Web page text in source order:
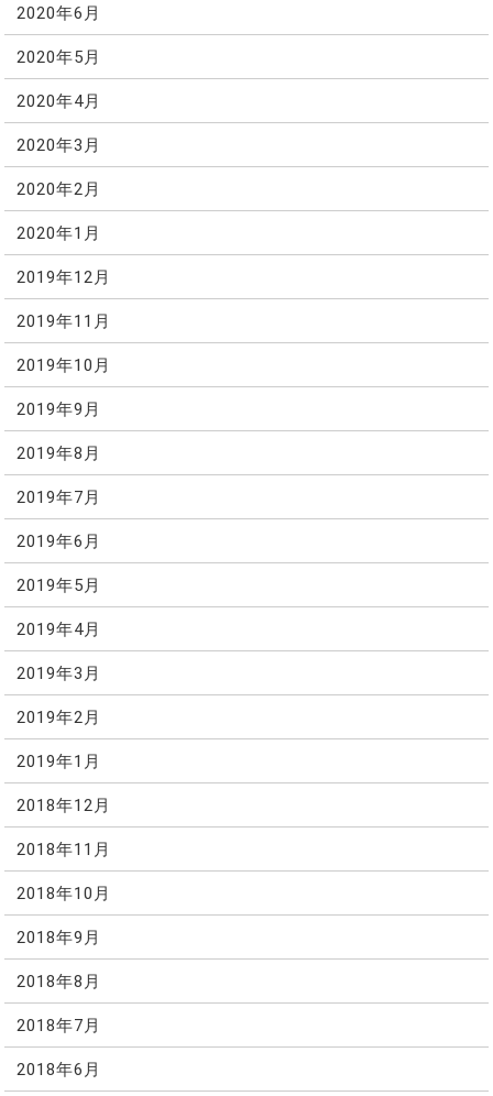
2020年6月
2020年5月
2020年4月
2020年3月
2020年2月
2020年1月
2019年12月
2019年11月
2019年10月
2019年9月
2019年8月
2019年7月
2019年6月
2019年5月
2019年4月
2019年3月
2019年2月
2019年1月
2018年12月
2018年11月
2018年10月
2018年9月
2018年8月
2018年7月
2018年6月